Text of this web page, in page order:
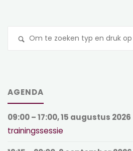
AGENDA
09:00– 17:00,15 augustus 2026
trainingssessie